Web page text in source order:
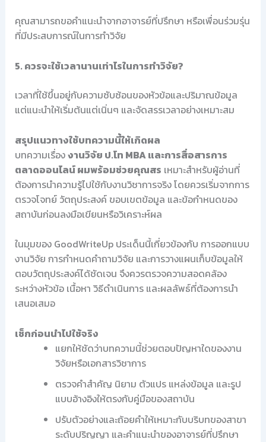
คุณสามารถขอคำแนะนำจากอาจารย์ที่ปรึกษา หรือเพื่อนร่วมรุ่น
ที่มีประสบการณ์ในการทำวิจัย
5. ควรจะใช้เวลานานเท่าไรในการทำวิจัย?
เวลาที่ใช้ขึ้นอยู่กับความซับซ้อนของหัวข้อและปริมาณข้อมูล
แต่แนะนำให้เริ่มต้นแต่เนิ่นๆ และจัดสรรเวลาอย่างเหมาะสม
สรุปแนวทางใช้บทความนี้ให้เกิดผล
บทความเรื่องงานวิจัย ป.โท MBA และการสื่อสารการ
ตลาดออนไลน์ ผมพร้อมช่วยคุณสร เหมาะสำหรับผู้อ่านที่
ต้องการนำความรู้ไปใช้กับงานวิชาการจริง โดยควรเริ่มจากการ
ตรวจโจทย์ วัตถุประสงค์ ขอบเขตข้อมูล และข้อกำหนดของ
สถาบันก่อนลงมือเขียนหรือวิเคราะห์ผล
ในมุมของ GoodWriteUp ประเด็นนี้เกี่ยวข้องกับ การออกแบบ
งานวิจัย การกำหนดคำถามวิจัย และการวางแผนเก็บข้อมูลให้
ตอบวัตถุประสงค์ได้ชัดเจน จึงควรตรวจความสอดคล้อง
ระหว่างหัวข้อ เนื้อหา วิธีดำเนินการ และผลลัพธ์ที่ต้องการนำ
เสนอเสมอ
เช็กก่อนนำไปใช้จริง
แยกให้ชัดว่าบทความนี้ช่วยตอบปัญหาใดของงาน
วิจัยหรือเอกสารวิชาการ
ตรวจคำสำคัญ นิยาม ตัวแปร แหล่งข้อมูล และรูป
แบบอ้างอิงให้ตรงกับคู่มือของสถาบัน
ปรับตัวอย่างและถ้อยคำให้เหมาะกับบริบทของสาขา
ระดับปริญญา และคำแนะนำของอาจารย์ที่ปรึกษา